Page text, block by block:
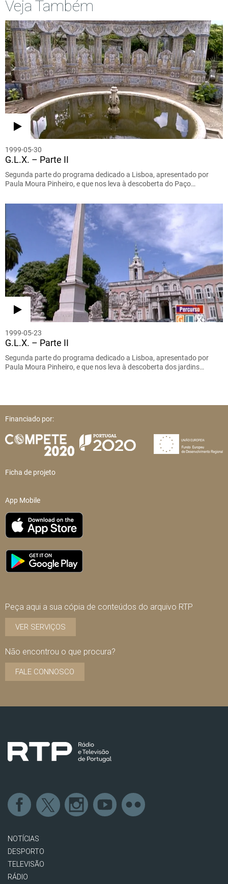
Veja Também
1999-05-30
G.L.X. – Parte II
Segunda parte do programa dedicado a Lisboa, apresentado por
Paula Moura Pinheiro, e que nos leva à descoberta do Paço…
1999-05-23
G.L.X. – Parte II
Segunda parte do programa dedicado a Lisboa, apresentado por
Paula Moura Pinheiro, e que nos leva à descoberta dos jardins…
Financiado por:
Ficha de projeto
App Mobile
Peça aqui a sua cópia de conteúdos do arquivo RTP
VER SERVIÇOS
Não encontrou o que procura?
FALE CONNOSCO
NOTÍCIAS
DESPORTO
TELEVISÃO
RÁDIO